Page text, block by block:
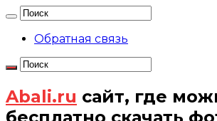
Обратная связь
Abali.ru сайт, где